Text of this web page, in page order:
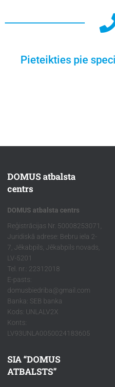
Pieteikties pie
DOMUS atbalsta
centrs
DOMUS atbalsta centrs
Reģistrācijas Nr. 50008253071,
Juridiskā adrese: Bebru iela 2-
7, Jēkabpils, Jēkabpils novads,
LV-5201
Tel. nr.: 22312018
E-pasts:
domusbiedriba@gmail.com
Banka: SEB banka
Kods: UNLALV2X
Konts:
LV93UNLA0050024183605
SIA “DOMUS
ATBALSTS”